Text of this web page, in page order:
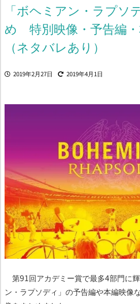
「ボヘミアン・ラプソ
め 特別映像・予告編
（ネタバレあり）
2019年2月27日 2019年4月1日
第91回アカデミー賞で最多4部門に
ン・ラプソディ」の予告編や本編映像